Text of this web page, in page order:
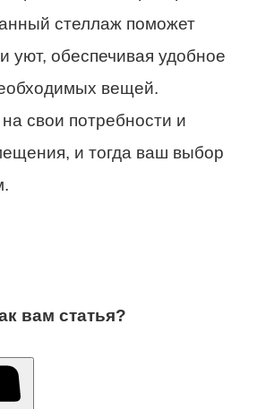
стеллаж поможет
уют, обеспечивая удобное
вещей.
свои потребности и
и тогда ваш выбор
вам статья?